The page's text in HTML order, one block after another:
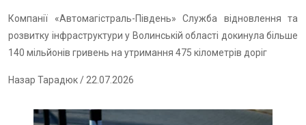
Компанії «Автомагістраль-Південь» Служба відновлення та
розвитку інфраструктури у Волинській області докинула більше
140 мільйонів гривень на утримання 475 кілометрів доріг
Назар Тарадюк/ 22.07.2026